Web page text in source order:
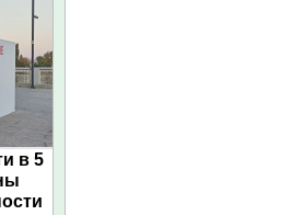
в 5